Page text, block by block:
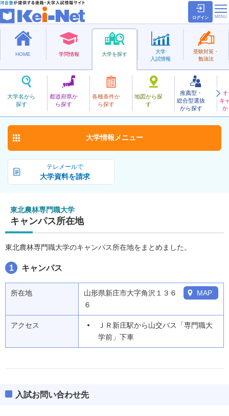
ログイン
HOME 学問情報 大学を探す
大学名から
探す
都道府県か
ら探す
各種条件か
ら探す
地図から探
す
推薦型・
総合型選抜
から探す
キ
か
大学
入試情報
受験対策・
勉強法
公立
とうほくのうりんせんもんしょく
東北農林専門職大学 お気に入り
テレメールで
大学資料を請求
大学情報 メニュー
東北農林専門職大学
キャンパス所在地
東北農林専門職大学のキャンパス所在地をまとめました。
1 キャンパス
所在地
山形県新庄市大字角沢１３６
６
MAP
アクセス
ＪＲ新庄駅から山交バス「専門職大
学前」下車
入試お問い合わせ先